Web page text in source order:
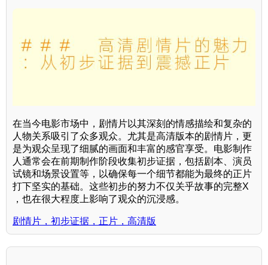
在当今电影市场中，剧情片以其深刻的情感描绘和复杂的
人物关系吸引了众多观众。尤其是高清版本的剧情片，更
是为观众呈现了细腻的画面和丰富的感官享受。电影制作
人通常会在前期制作阶段收集初步证据，包括剧本、演员
试镜和场景设置等，以确保每一个细节都能为最终的正片
打下坚实的基础。这些初步的努力不仅关乎故事的完整X
，也在很大程度上影响了观众的沉浸感。
剧情片，初步证据，正片，高清版